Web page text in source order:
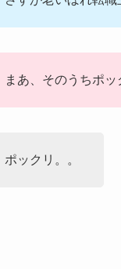
まあ、そのうちポ
ポックリ。。